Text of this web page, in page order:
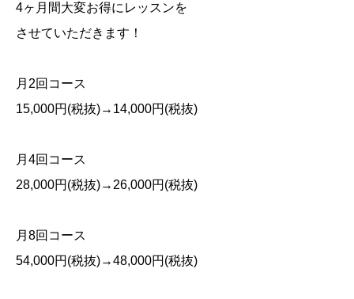
4ヶ月間大変お得にレッスンを
させていただきます！
月 2回コース
15,000円 (税抜)→14,000円 (税抜)
月 4回コース
28,000円 (税抜)→26,000円 (税抜)
月 8回コース
54,000円 (税抜)→48,000円 (税抜)